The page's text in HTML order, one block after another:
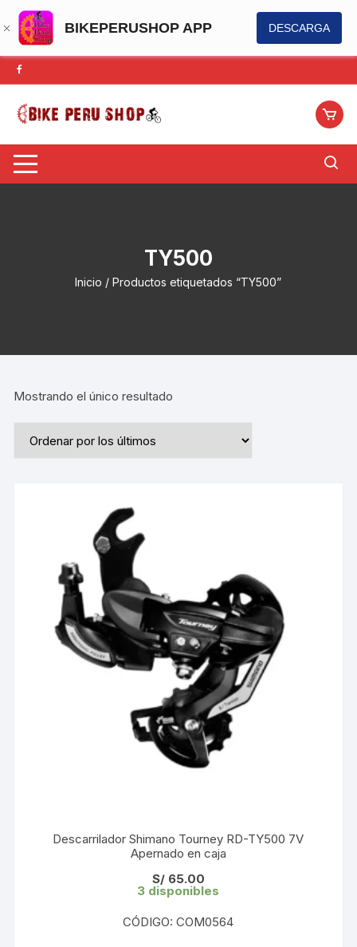
BIKEPERUSHOP APP DESCARGA
Saltar
al
contenido
TY500
Inicio / Productos etiquetados “TY500”
Mostrando el único resultado
Descarrilador Shimano Tourney RD-TY500 7V
Apernado en caja
S/65.00
3 disponibles
CÓDIGO: COM0564